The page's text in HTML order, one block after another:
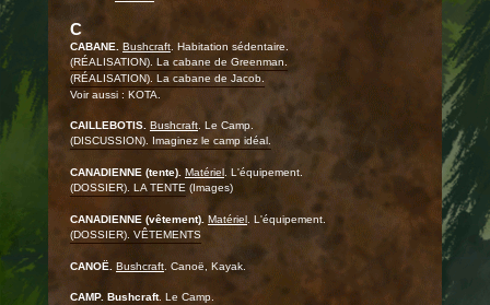
C
CABANE. Bushcraft . Habitation sédentaire.
(RÉALISATION). La cabane de Greenman.
(RÉALISATION). La cabane de Jacob.
Voir aussi : KOTA.
CAILLEBOTIS. Bushcraft . Le Camp.
(DISCUSSION). Imaginez le camp idéal.
CANADIENNE (tente). Matériel . L'équipement.
(DOSSIER). LA TENTE (Images)
CANADIENNE (vêtement). Matériel . L'équipement.
(DOSSIER). VÊTEMENTS
CANOË. Bushcraft . Canoë, Kayak.
CAMP. Bushcraft. Le Camp.